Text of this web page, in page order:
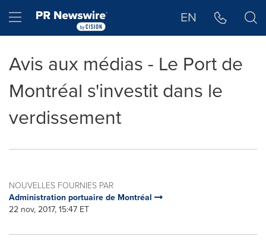
Hamburger menu EN
Avis aux médias - Le Port de
Montréal s'investit dans le
verdissement
NOUVELLES FOURNIES PAR
Administration portuaire de Montréal
22 nov, 2017, 15:47 ET